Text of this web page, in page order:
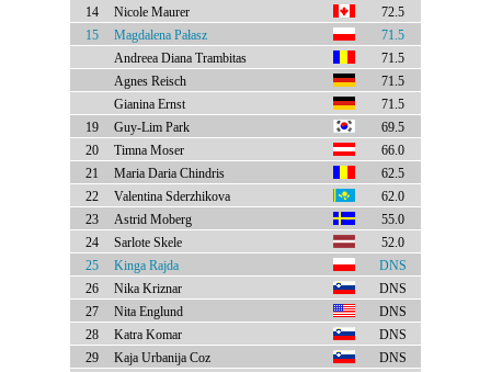
14
Nicole Maurer
72.5
15
Magdalena Pałasz
71.5
Andreea Diana Trambitas
71.5
Agnes Reisch
71.5
Gianina Ernst
71.5
19
Guy-Lim Park
69.5
20
Timna Moser
66.0
21
Maria Daria Chindris
62.5
22
Valentina Sderzhikova
62.0
23
Astrid Moberg
55.0
24
Sarlote Skele
52.0
25
Kinga Rajda
DNS
26
Nika Kriznar
DNS
27
Nita Englund
DNS
28
Katra Komar
DNS
29
Kaja Urbanija Coz
DNS